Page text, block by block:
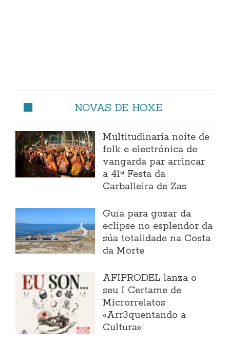
NOVAS DE HOXE
Multitudinaria noite de
folk e electrónica de
vangarda par arrincar
a 41ª Festa da
Carballeira de Zas
Guía para gozar da
eclipse no esplendor da
súa totalidade na Costa
da Morte
AFIPRODEL lanza o
seu I Certame de
Microrrelatos
«Arr3quentando a
Cultura»